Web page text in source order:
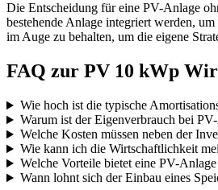
Die Entscheidung für eine PV-Anlage
bestehende Anlage integriert werden,
im Auge zu behalten, um die eigene
FAQ zur PV 10 kWp
Wie hoch ist die typische
Warum ist der Eigenverbrauch bei
Welche Kosten müssen neben der
Wie kann ich die Wirtschaftlichkeit
Welche Vorteile bietet eine PV-
Wann lohnt sich der Einbau eines